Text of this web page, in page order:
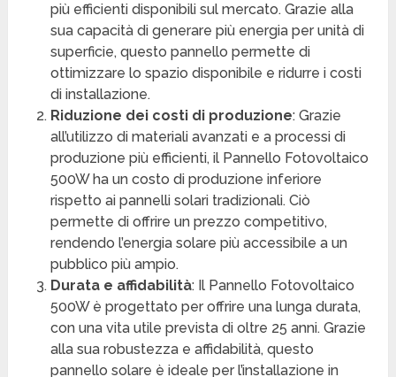
più efficienti disponibili sul mercato. Grazie alla
sua capacità di generare più energia per unità di
superficie, questo pannello permette di
ottimizzare lo spazio disponibile e ridurre i costi
di installazione.
Riduzione dei costi di produzione: Grazie
all’utilizzo di materiali avanzati e a processi di
produzione più efficienti, il Pannello Fotovoltaico
500W ha un costo di produzione inferiore
rispetto ai pannelli solari tradizionali. Ciò
permette di offrire un prezzo competitivo,
rendendo l’energia solare più accessibile a un
pubblico più ampio.
Durata e affidabilità: Il Pannello Fotovoltaico
500W è progettato per offrire una lunga durata,
con una vita utile prevista di oltre 25 anni. Grazie
alla sua robustezza e affidabilità, questo
pannello solare è ideale per l’installazione in